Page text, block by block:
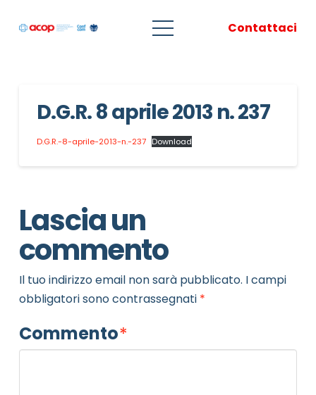
Contattaci
D.G.R. 8 aprile 2013 n. 237
D.G.R.-8-aprile-2013-n.-237 Download
Lascia un
commento
Il tuo indirizzo email non sarà pubblicato. I campi
obbligatori sono contrassegnati *
Commento*